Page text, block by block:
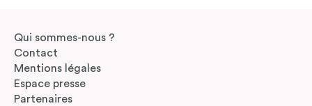
Qui sommes-nous ?
Contact
Mentions légales
Espace presse
Partenaires